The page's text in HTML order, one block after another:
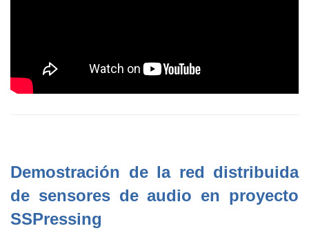
Demostración de la red distribuida
de sensores de audio en proyecto
SSPressing